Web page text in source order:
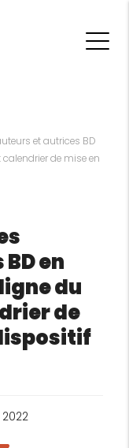
et autrices BD
de mise en
en
du
de